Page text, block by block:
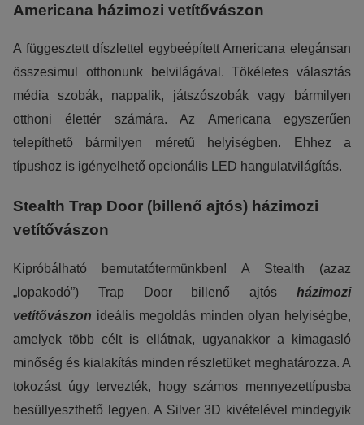
Americana házimozi vetítővászon
A függesztett díszlettel egybeépített Americana elegánsan
összesimul otthonunk belvilágával. Tökéletes választás
média szobák, nappalik, játszószobák vagy bármilyen
otthoni élettér számára. Az Americana egyszerűen
telepíthető bármilyen méretű helyiségben. Ehhez a
típushoz is igényelhető opcionális LED hangulatvilágítás.
Stealth Trap Door (billenő ajtós) házimozi
vetítővászon
Kipróbálható bemutatótermünkben! A Stealth (azaz
„lopakodó”) Trap Door billenő ajtós házimozi
vetítővászon ideális megoldás minden olyan helyiségbe,
amelyek több célt is ellátnak, ugyanakkor a kimagasló
minőség és kialakítás minden részletüket meghatározza. A
tokozást úgy tervezték, hogy számos mennyezettípusba
besüllyeszthető legyen. A Silver 3D kivételével mindegyik